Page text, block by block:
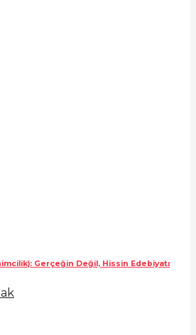
Gerçeğin Değil, Hissin Edebiyatı